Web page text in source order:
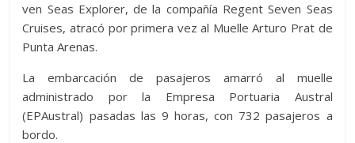
ven Seas Explorer, de la compañía Regent Seven Seas
Cruises, atracó por primera vez al Muelle Arturo Prat de
Punta Arenas.
La embarcación de pasajeros amarró al muelle
administrado por la Empresa Portuaria Austral
(EPAustral) pasadas las 9 horas, con 732 pasajeros a
bordo.